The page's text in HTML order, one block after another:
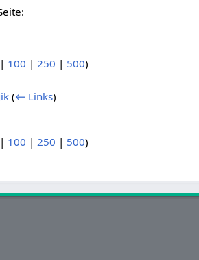
| 100 | 250 | 500)
(← Links)
| 100 |250 | 500)